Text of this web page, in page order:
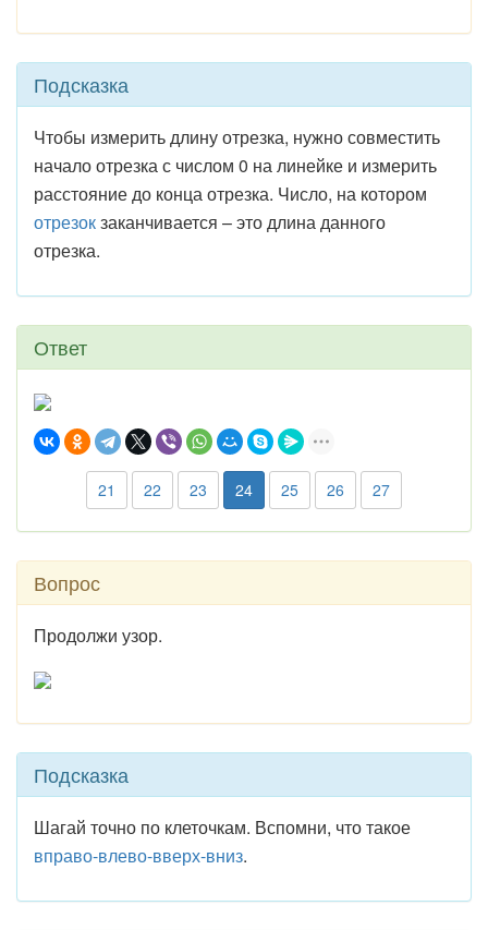
Подсказка
Чтобы измерить длину отрезка, нужно совме­стить
начало отрезка с числом 0 на линейке и измерить
расстояние до конца отрезка. Число, на котором
отрезокзаканчивается – это длина данного
отрезка.
Ответ
21 22 23 24 25 26 27
Вопрос
Продолжи узор.
Подсказка
Шагай точно по клеточкам. Вспомни, что такое
вправо-влево-вверх-вниз.